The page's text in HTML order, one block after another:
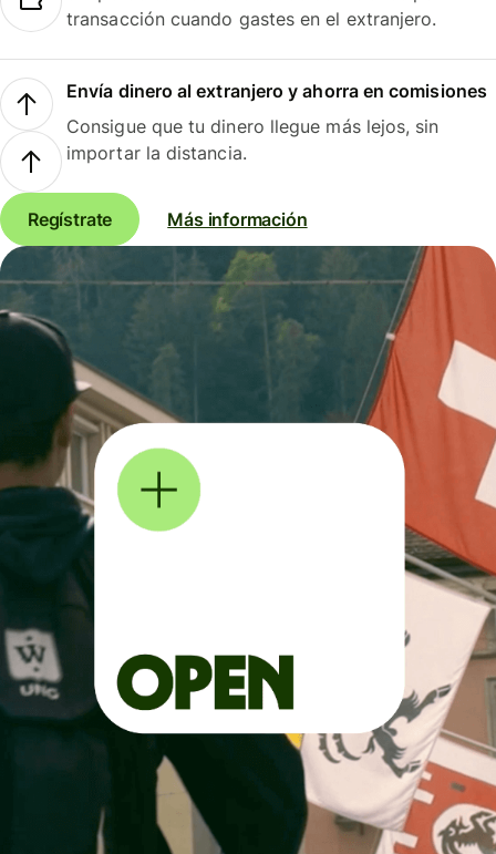
transacción cuando gastes en el extranjero.
Envía dinero al extranjero y ahorra en comisiones
Consigue que tu dinero llegue más lejos, sin
importar la distancia.
Regístrate Más información